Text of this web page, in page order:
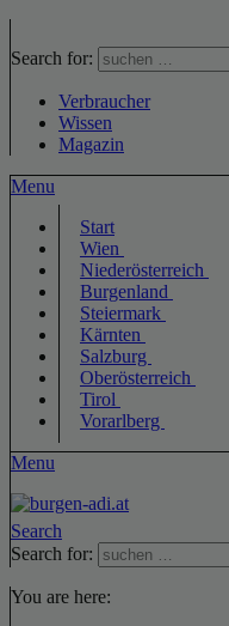
Search for:
Verbraucher
Wissen
Magazin
Menu
Start
Wien
Niederösterreich
Burgenland
Steiermark
Kärnten
Salzburg
Oberösterreich
Tirol
Vorarlberg
Menu
Search
Search for:
You are here: